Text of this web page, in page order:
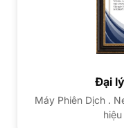
Đại
Máy Phiên Dịch .